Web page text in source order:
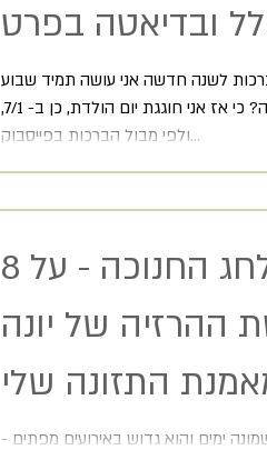
ובדיאטה בפרט
לשנה חדשה אני עושה תמיד שבוע
אחרי תחילתה. למה? כי אז אני חוגגת יום הולדת, כן ב- 7/1,
ולפי מבול הברכות בפייסבוק...
8 טיפים לחג החנוכה - על
פי שיטת ההרזיה של יונה
התזונה שלי
ימים והוא גדוש באירועים מפתים -